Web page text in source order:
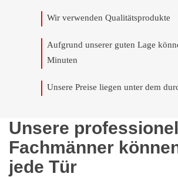
Wir verwenden Qualitätsprodukte
Aufgrund unserer guten Lage
Minuten
Unsere Preise liegen unter dem
Unsere
Fachmänner
jede Tür